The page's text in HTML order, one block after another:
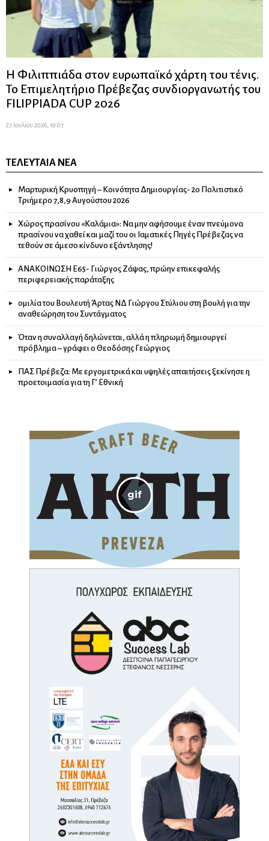
Η Φιλιππιάδα στον ευρωπαϊκό χάρτη του τένις.
Το Επιμελητήριο Πρέβεζας συνδιοργανωτής του
FILIPPIADA CUP 2026
27 Ιουλίου 2026, 19:07
ΤΕΛΕΥΤΑΊΑ ΝΈΑ
Μαρτυρική Κρυοπηγή – Κοινότητα Δημιουργίας- 2ο Πολιτιστικό
Τριήμερο 7,8,9 Αυγούστου 2026
Χώρος πρασίνου «Καλάμια»: Να μην αφήσουμε έναν πνεύμονα
πρασίνου να χαθεί και μαζί του οι Ιαματικές Πηγές Πρέβεζας να
τεθούν σε άμεσο κίνδυνο εξάντλησης!
ΑΝΑΚΟΙΝΩΣΗ Ε65- Γιώργος Ζάψας, πρώην επικεφαλής
περιφερειακής παράταξης
ομιλία του Βουλευτή Άρτας ΝΔ Γιώργου Στύλιου στη βουλή για την
αναθεώρηση του Συντάγματος
Όταν η συναλλαγή δηλώνεται, αλλά η πληρωμή δημιουργεί
πρόβλημα – γράφει ο Θεοδόσης Γεώργιος
ΠΑΣ Πρέβεζα: Με εργομετρικά και υψηλές απαιτήσεις ξεκίνησε η
προετοιμασία για τη Γ’ Εθνική